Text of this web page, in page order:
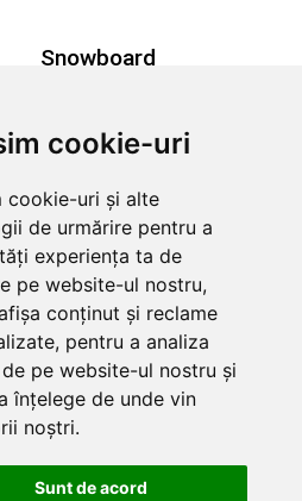
cookie-uri
cookie-uri și alte
de urmărire pentru a
experiența ta de
pe website-ul nostru,
conținut și reclame
pentru a analiza
pe website-ul nostru și
înțelege de unde vin
noștri.
Sunt de acord
Snowboard
Legături Rome SDS
Skate & longboard
Santa Cruz
Enuff Skateboards
Diverse
Cum aleg rolele
Ochelari de soare Alpina
Intretinere manusi